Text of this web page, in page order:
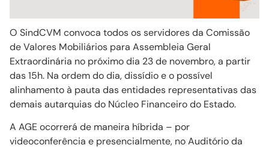
O SindCVM convoca todos os servidores da Comissão
de Valores Mobiliários para Assembleia Geral
Extraordinária no próximo dia 23 de novembro, a partir
das 15h. Na ordem do dia, dissídio e o possível
alinhamento à pauta das entidades representativas das
demais autarquias do Núcleo Financeiro do Estado.
A AGE ocorrerá de maneira híbrida – por
videoconferência e presencialmente, no Auditório da